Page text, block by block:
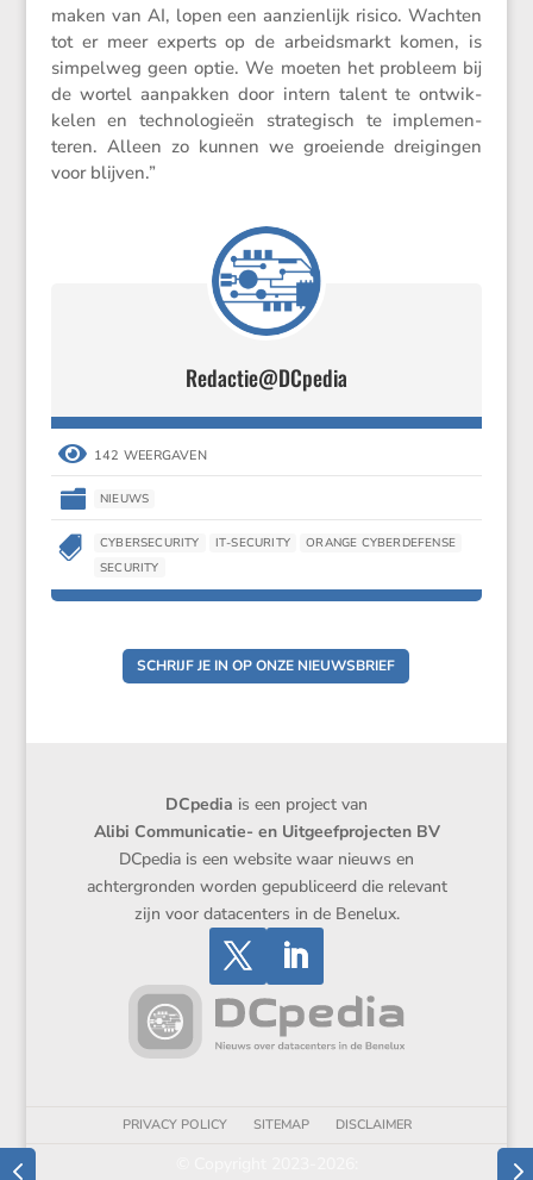
maken van AI, lopen een aanzien­lijk risico. Wachten
tot er meer experts op de arbeids­markt komen, is
simpelweg geen optie. We moeten het probleem bij
de wortel aanpakken door intern talent te ontwik­
kelen en techno­lo­gieën strate­gisch te imple­men­
teren. Alleen zo kunnen we groei­ende dreigingen
voor blijven.”
Redactie@DCpedia
 142 WEERGAVEN
 NIEUWS
 CYBERSECURITY IT-SECURITY
ORANGE CYBERDEFENSE
SECURITY
SCHRIJF JE IN OP ONZE NIEUWSBRIEF
DCpedia is een project van
Alibi Communicatie- en Uitgeefprojecten BV
DCpedia is een website waar nieuws en
achtergronden worden gepubliceerd die relevant
zijn voor datacenters in de Benelux.
PRIVACY POLICY SITEMAP DISCLAIMER